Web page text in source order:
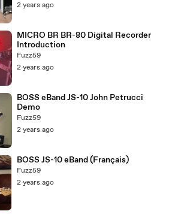
2 years ago
MICRO BR BR-80 Digital Recorder
Introduction
Fuzz59
2 years ago
BOSS eBand JS-10 John Petrucci
Demo
Fuzz59
2 years ago
BOSS JS-10 eBand (Français)
Fuzz59
2 years ago